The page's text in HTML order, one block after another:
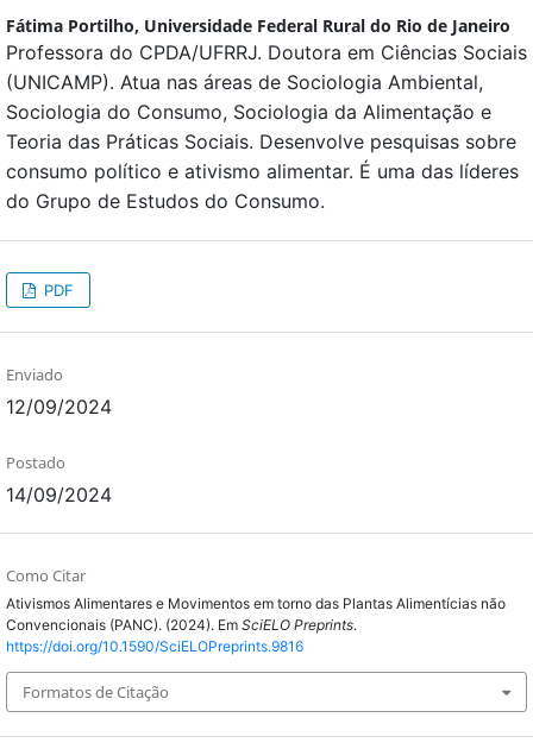
Fátima Portilho, Universidade Federal Rural do Rio de Janeiro
Professora do CPDA/UFRRJ. Doutora em Ciências Sociais
(UNICAMP). Atua nas áreas de Sociologia Ambiental,
Sociologia do Consumo, Sociologia da Alimentação e
Teoria das Práticas Sociais. Desenvolve pesquisas sobre
consumo político e ativismo alimentar. É uma das líderes
do Grupo de Estudos do Consumo.
PDF
Enviado
12/09/2024
Postado
14/09/2024
Como Citar
Ativismos Alimentares e Movimentos em torno das Plantas Alimentícias não
Convencionais (PANC). (2024). Em SciELO Preprints.
https://doi.org/10.1590/SciELOPreprints.9816
Formatos de Citação